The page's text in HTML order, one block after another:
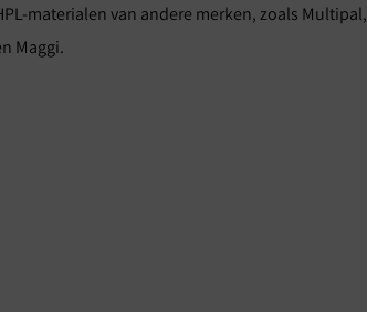
materialen van andere merken, zoals Multipal,
Maggi.